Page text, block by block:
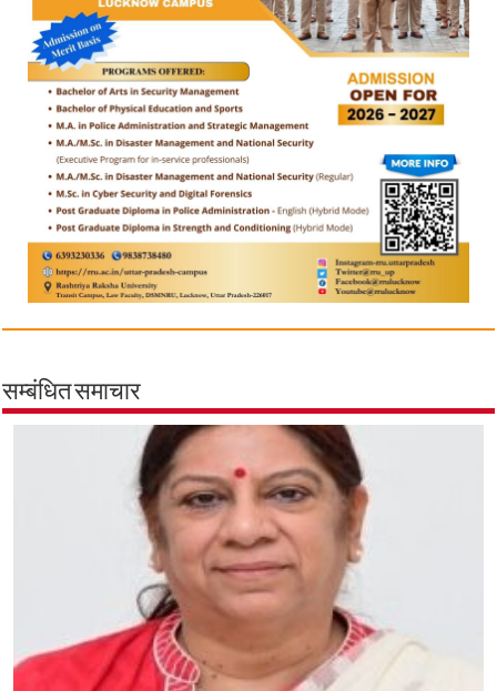
सम्बंधित समाचार